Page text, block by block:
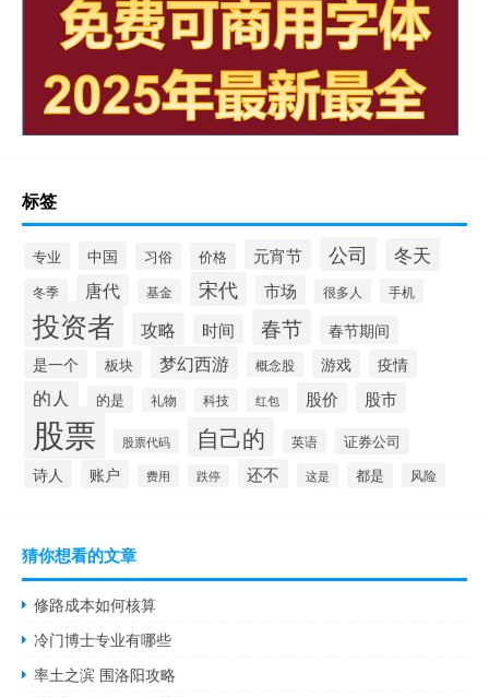
标签
专业 中国 习俗 价格 元宵节 公司 冬天
冬季 唐代 基金 宋代 市场 很多人 手机
投资者 攻略 时间 春节
春节期间
是一个
板块 梦幻西游 概念股 游戏 疫情
的人 的是 礼物 科技 红包 股价 股市
股票 股票代码 自己的 英语 证券公司
诗人 账户 费用 跌停 还不 这是 都是 风险
猜你想看的文章
修路成本如何核算
冷门博士专业有哪些
率土之滨 围洛阳攻略